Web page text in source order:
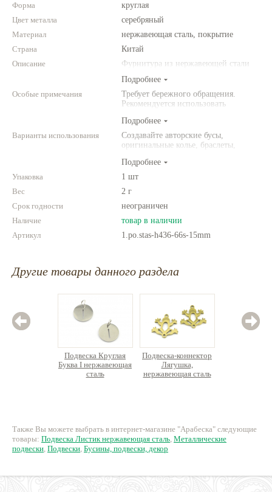
Натуральные камни
Форма
круглая
Цвет металла
серебряный
Материал
нержавеющая сталь, покрытие
Страна
Китай
Описание
Фурнитура из нержавеющей стали
Подробнее
Особые примечания
Требует бережного обращения.
Рекомендуется использовать
американского производства)
Подробнее
Варианты использования
Создавайте авторские бусы,
оригинальные колье, браслеты,
Комбинируйте различные цвета и
размеры. Фантазируйте!
Подробнее
Упаковка
1 шт
Вес
2 г
Срок годности
неограничен
Наличие
товар в наличии
Артикул
1.po.stas-h436-66s-15mm
Другие товары данного раздела
Подвеска Круглая
Буква I нержавеющая
сталь
Подвеска-коннектор
Лягушка,
нержавеющая сталь
Также Вы можете выбрать в интернет-магазине "Арабеска" следующие
товары: Подвеска Листик нержавеющая сталь, Металлические
подвески, Подвески, Бусины, подвески, декор